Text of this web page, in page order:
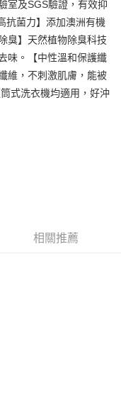
室及SGS驗證，有效抑
抗菌力】添加澳洲有機
臭】天然植物除臭科技
味。【中性溫和保護纖
維，不刺激肌膚，能被
式洗衣機均適用，好沖
相關推薦